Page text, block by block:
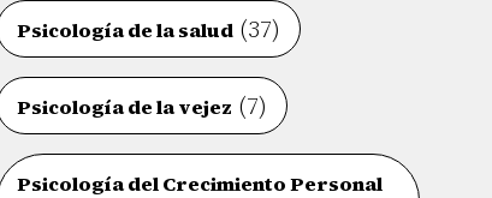
Psicología de la salud (37)
Psicología de la vejez (7)
Psicología del Crecimiento Personal